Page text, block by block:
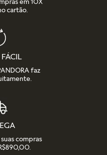
cartão.
faz
compras